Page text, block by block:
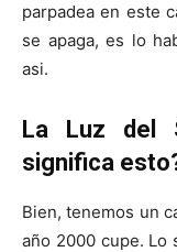
parpadea en este
se apaga, es lo
asi.
La Luz del
significa
Bien, tenemos un
año 2000 cupe. Lo